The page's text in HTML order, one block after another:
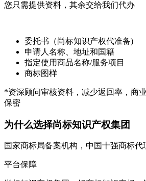
您只需提供资料，其余交给我们代办
委托书（尚标知识产权代准备)
申请人名称、地址和国籍
指定使用商品名称/服务项目
商标图样
*资深顾问审核资料，减少返回率，商
保密
为什么选择尚标知识产权集团
国家商标局备案机构，中国十强商标代
平台保障